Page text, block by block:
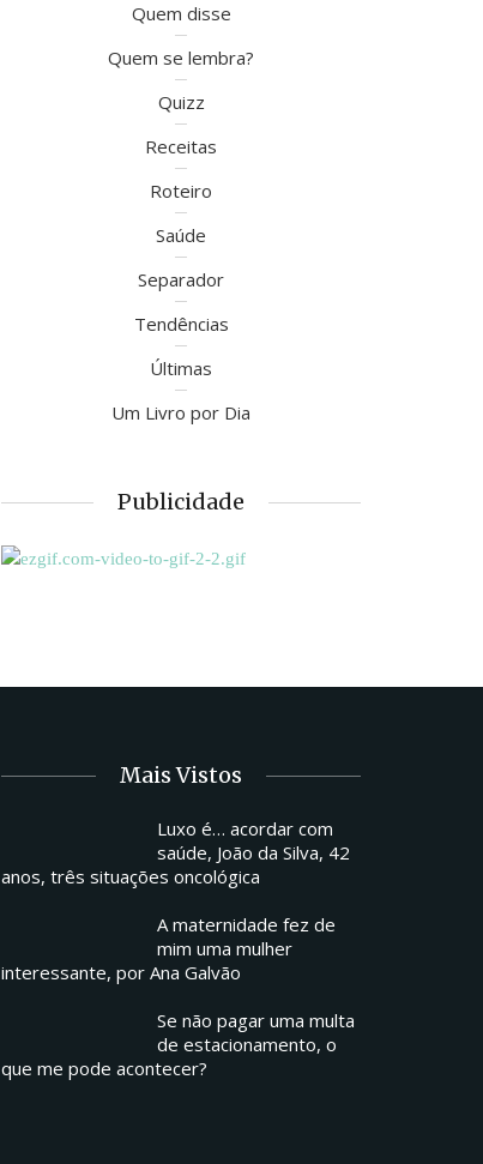
Quem disse
Quem se lembra?
Quizz
Receitas
Roteiro
Saúde
Separador
Tendências
Últimas
Um Livro por Dia
Publicidade
Mais Vistos
Luxo é… acordar com
saúde, João da Silva, 42
anos, três situações oncológica
A maternidade fez de
mim uma mulher
interessante, por Ana Galvão
Se não pagar uma multa
de estacionamento, o
que me pode acontecer?